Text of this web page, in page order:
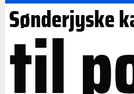
Sønderjyske
til